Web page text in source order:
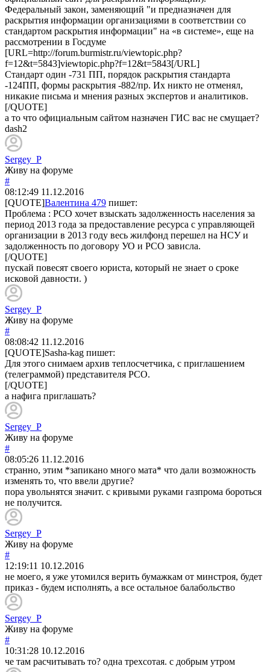
Федеральный закон, заменяющий "и предназначен для
раскрытия информации организациями в соответствии со
стандартом раскрытия информации" на «в системе», еще на
рассмотрении в Госдуме
[URL=http://forum.burmistr.ru/viewtopic.php?
f=12&t=5843]viewtopic.php?f=12&t=5843[/URL]
Стандарт один -731 ПП, порядок раскрытия стандарта
-124ПП, формы раскрытия -882/пр. Их никто не отменял,
никакие письма и мнения разных экспертов и аналитиков.
[/QUOTE]
а то что официальным сайтом назначен ГИС вас не смущает?
dash2
Sergey_P
Живу на форуме
#
08:12:49 11.12.2016
[QUOTE]Валентина 479 пишет:
Проблема : РСО хочет взыскать задолженность населения за
период 2013 года за предоставление ресурса с управляющей
организации в 2013 году весь жилфонд перешел на НСУ и
задолженность по договору УО и РСО зависла.
[/QUOTE]
пускай повесят своего юриста, который не знает о сроке
исковой давности. )
Sergey_P
Живу на форуме
#
08:08:42 11.12.2016
[QUOTE]Sasha-kag пишет:
Для этого снимаем архив теплосчетчика, с приглашением
(телеграммой) представителя РСО.
[/QUOTE]
а нафига приглашать?
Sergey_P
Живу на форуме
#
08:05:26 11.12.2016
странно, этим *запикано много мата* что дали возможность
изменять то, что ввели другие?
пора увольнятся значит. с кривыми руками газпрома бороться
не получится.
Sergey_P
Живу на форуме
#
12:19:11 10.12.2016
не моего, я уже утомился верить бумажкам от минстроя, будет
приказ - будем исполнять, а все остальное балабольство
Sergey_P
Живу на форуме
#
10:31:28 10.12.2016
че там расчитывать то? одна трехсотая. с добрым утром